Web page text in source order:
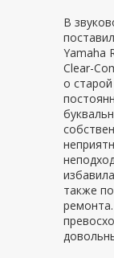
В
Yamaha
Clear-
о
также